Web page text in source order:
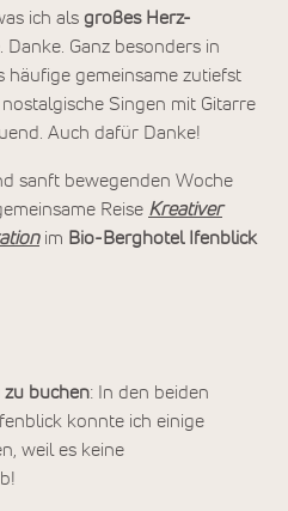
ich als großes Herz-
Danke. Ganz besonders in
häufige gemeinsame zutiefst
Singen mit Gitarre
Auch dafür Danke!
sanft bewegenden Woche
Reise Kreativer
im Bio-Berghotel Ifenblick
zu buchen: In den beiden
konnte ich einige
weil es keine